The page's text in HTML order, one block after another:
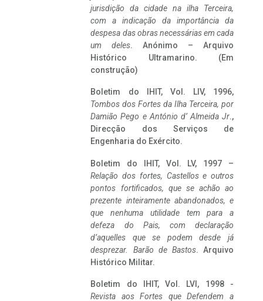
jurisdição da cidade na ilha Terceira,
com a indicação da importância da
despesa das obras necessárias em cada
um deles. Anónimo – Arquivo
Histórico Ultramarino. (Em
construção)
Boletim do IHIT, Vol. LIV, 1996,
Tombos dos Fortes da Ilha Terceira, por
Damião Pego e António d’ Almeida Jr.,
Direcção dos Serviços de
Engenharia do Exército.
Boletim do IHIT, Vol. LV, 1997 –
Relação dos fortes, Castellos e outros
pontos fortificados, que se achão ao
prezente inteiramente abandonados, e
que nenhuma utilidade tem para a
defeza do Pais, com declaração
d’aquelles que se podem desde já
desprezar. Barão de Bastos. Arquivo
Histórico Militar.
Boletim do IHIT, Vol. LVI, 1998 -
Revista aos Fortes que Defendem a